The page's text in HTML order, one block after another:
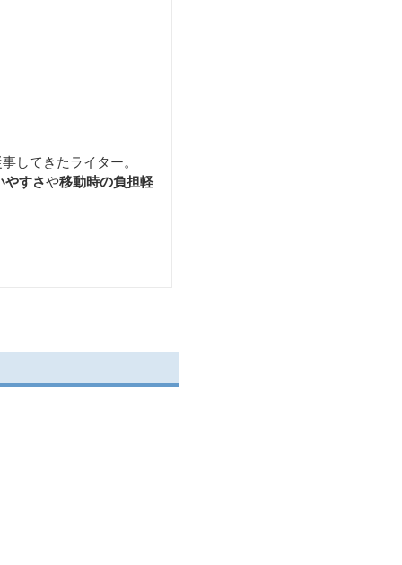
してきたライター。
やすさや移動時の負担軽